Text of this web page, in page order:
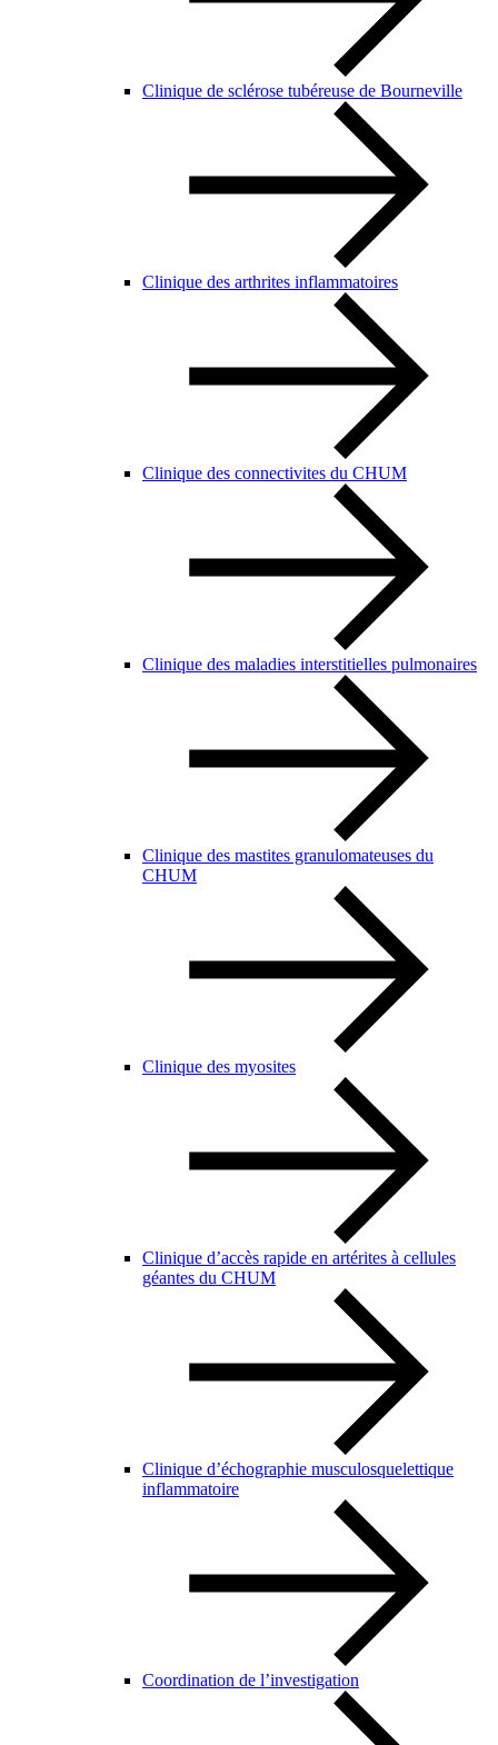
Clinique de sclérose tubéreuse de Bourneville
Clinique des arthrites inflammatoires
Clinique des connectivites du CHUM
Clinique des maladies interstitielles pulmonaires
Clinique des mastites granulomateuses du
CHUM
Clinique des myosites
Clinique d’accès rapide en artérites à cellules
géantes du CHUM
Clinique d’échographie musculosquelettique
inflammatoire
Coordination de l’investigation